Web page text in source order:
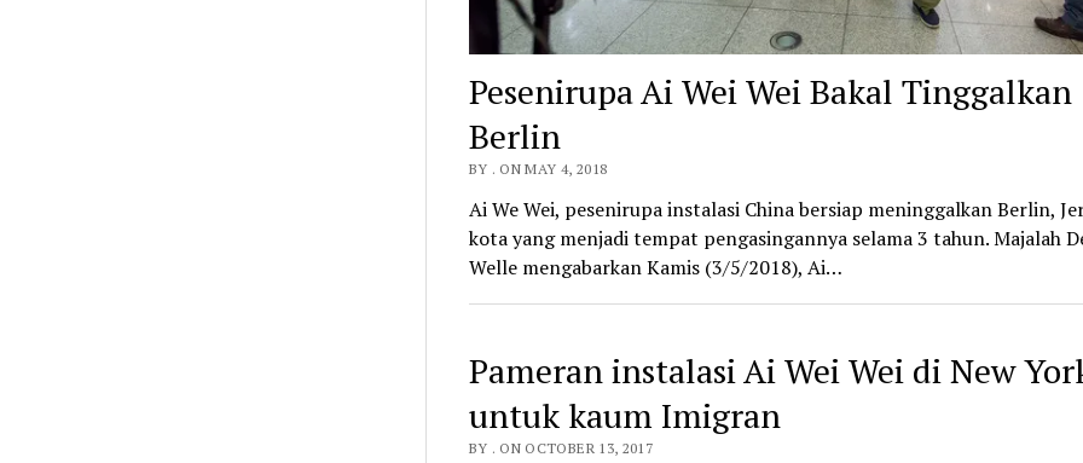
Pesenirupa Ai Wei Wei Bakal Tinggalkan
Berlin
BY . ON MAY 4, 2018
Ai We Wei, pesenirupa instalasi China bersiap meninggalkan Berlin,
kota yang menjadi tempat pengasingannya selama 3 tahun. Majalah
Welle mengabarkan Kamis (3/5/2018), Ai…
Pameran instalasi Ai Wei Wei di New
untuk kaum Imigran
BY . ON OCTOBER 13, 2017